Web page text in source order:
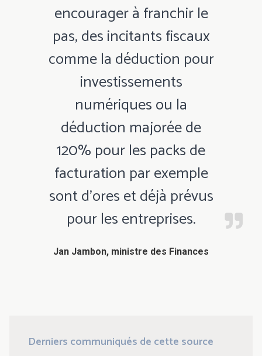
encourager à franchir le
pas, des incitants fiscaux
comme la déduction pour
investissements
numériques ou la
déduction majorée de
120% pour les packs de
facturation par exemple
sont d’ores et déjà prévus
pour les entreprises.
Jan Jambon, ministre des Finances
Derniers communiqués de cette source